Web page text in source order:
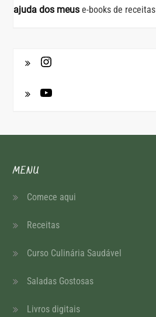
ajuda dos meus e-books de receitas
MENU
Comece aqui
Receitas
Curso Culinária Saudável
Saladas Gostosas
Livros digitais